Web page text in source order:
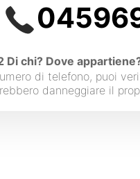
chi? Dove
di telefono, puoi
danneggiare il